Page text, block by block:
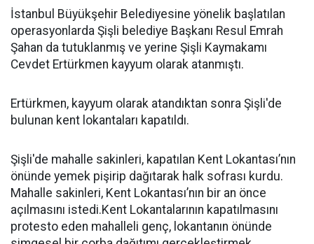
İstanbul Büyükşehir Belediyesine yönelik başlatılan
operasyonlarda Şişli belediye Başkanı Resul Emrah
Şahan da tutuklanmış ve yerine Şişli Kaymakamı
Cevdet Ertürkmen kayyum olarak atanmıştı.
Ertürkmen, kayyum olarak atandıktan sonra Şişli'de
bulunan kent lokantaları kapatıldı.
Şişli'de mahalle sakinleri, kapatılan Kent Lokantası’nın
önünde yemek pişirip dağıtarak halk sofrası kurdu.
Mahalle sakinleri, Kent Lokantası’nın bir an önce
açılmasını istedi.Kent Lokantalarının kapatılmasını
protesto eden mahalleli genç, lokantanın önünde